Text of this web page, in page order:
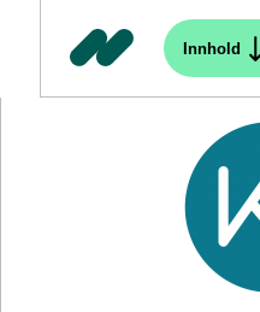
Innhold